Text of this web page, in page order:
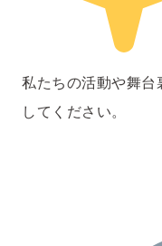
私たちの活動や舞台
してください。